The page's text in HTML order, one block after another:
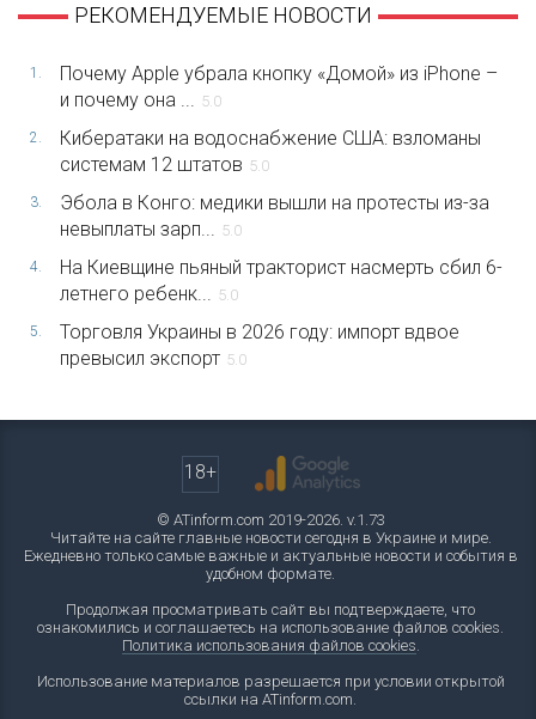
РЕКОМЕНДУЕМЫЕ НОВОСТИ
1.
Почему Apple убрала кнопку «Домой» из iPhone –
и почему она ...
5.0
2.
Кибератаки на водоснабжение США: взломаны
системам 12 штатов 5.0
3.
Эбола в Конго: медики вышли на протесты из-за
невыплаты зарп...
5.0
4.
На Киевщине пьяный тракторист насмерть сбил 6-
летнего ребенк...
5.0
5.
Торговля Украины в 2026 году: импорт вдвое
превысил экспорт 5.0
18+
© ATinform.com 2019-2026. v.1.73
Читайте на сайте главные новости сегодня в Украине и мире.
Ежедневно только самые важные и актуальные новости и события в
удобном формате.
Продолжая просматривать сайт вы подтверждаете, что
ознакомились и соглашаетесь на использование файлов cookies.
Политика использования файлов cookies
Использование материалов разрешается при условии открытой
ссылки на ATinform.com.